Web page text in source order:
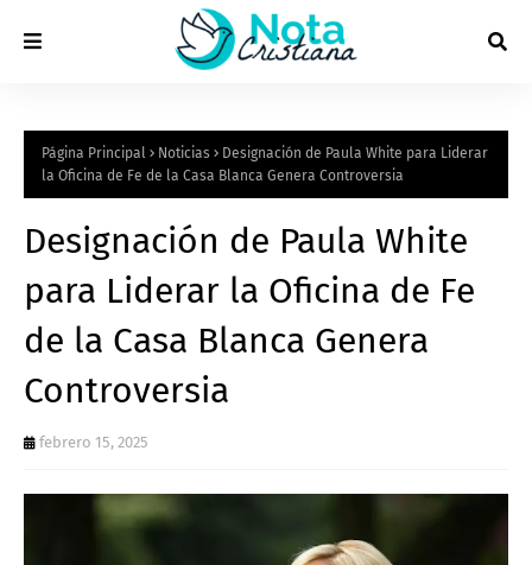
Página Principal Noticias
Designación de Paula White para Liderar
la Oficina de Fe de la Casa Blanca Genera Controversia
Designación de Paula White
para Liderar la Oficina de Fe
de la Casa Blanca Genera
Controversia
febrero 15, 2025